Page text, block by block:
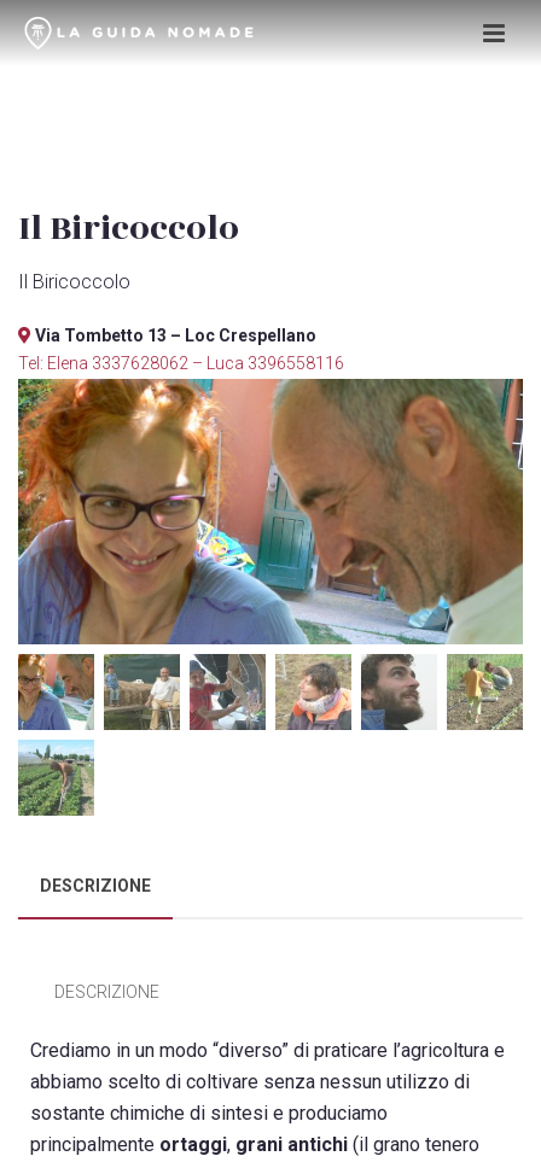
Il Biricoccolo
Il Biricoccolo
Via Tombetto 13 – Loc Crespellano
Tel: Elena 3337628062 – Luca 3396558116
DESCRIZIONE
DESCRIZIONE
Crediamo in un modo “diverso” di praticare l’agricoltura e
abbiamo scelto di coltivare senza nessun utilizzo di
sostante chimiche di sintesi e produciamo
principalmente ortaggi, grani antichi (il grano tenero